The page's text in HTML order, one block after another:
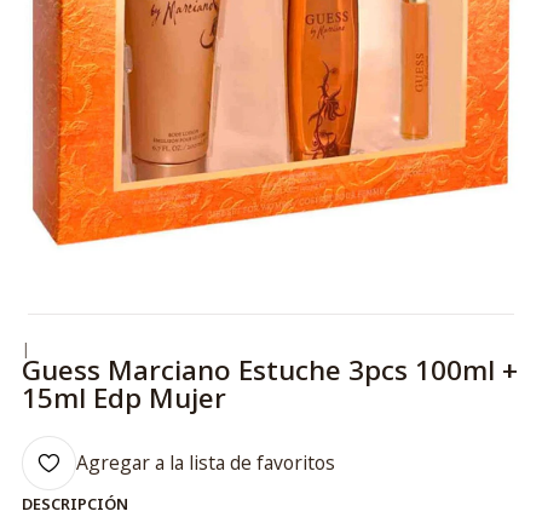
|
Guess Marciano Estuche 3pcs 100ml +
15ml Edp Mujer
Agregar a la lista de favoritos
DESCRIPCIÓN